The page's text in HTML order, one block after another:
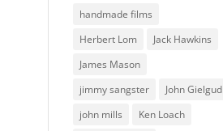
handmade films
Herbert Lom
Jack Hawkins
James Mason
jimmy sangster
John Gielgud
john mills
Ken Loach